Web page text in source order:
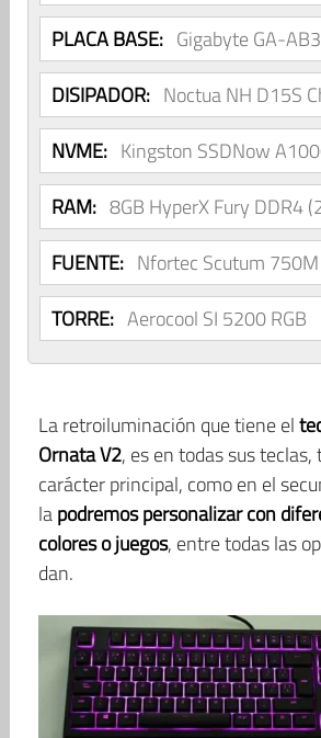
PLACA BASE: Gigabyte GA-
DISIPADOR: Noctua NH D15S
NVME: Kingston SSDNow
RAM: 8GB HyperX Fury DDR4
FUENTE: Nfortec Scutum 750M
TORRE: Aerocool SI 5200 RGB
La retroiluminación que tiene el
Ornata V2, es en todas sus
carácter principal, como en el
lapodremos personalizar con
colores o juegos, entre todas las
dan.